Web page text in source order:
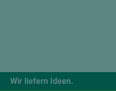
Wir liefern Ideen.